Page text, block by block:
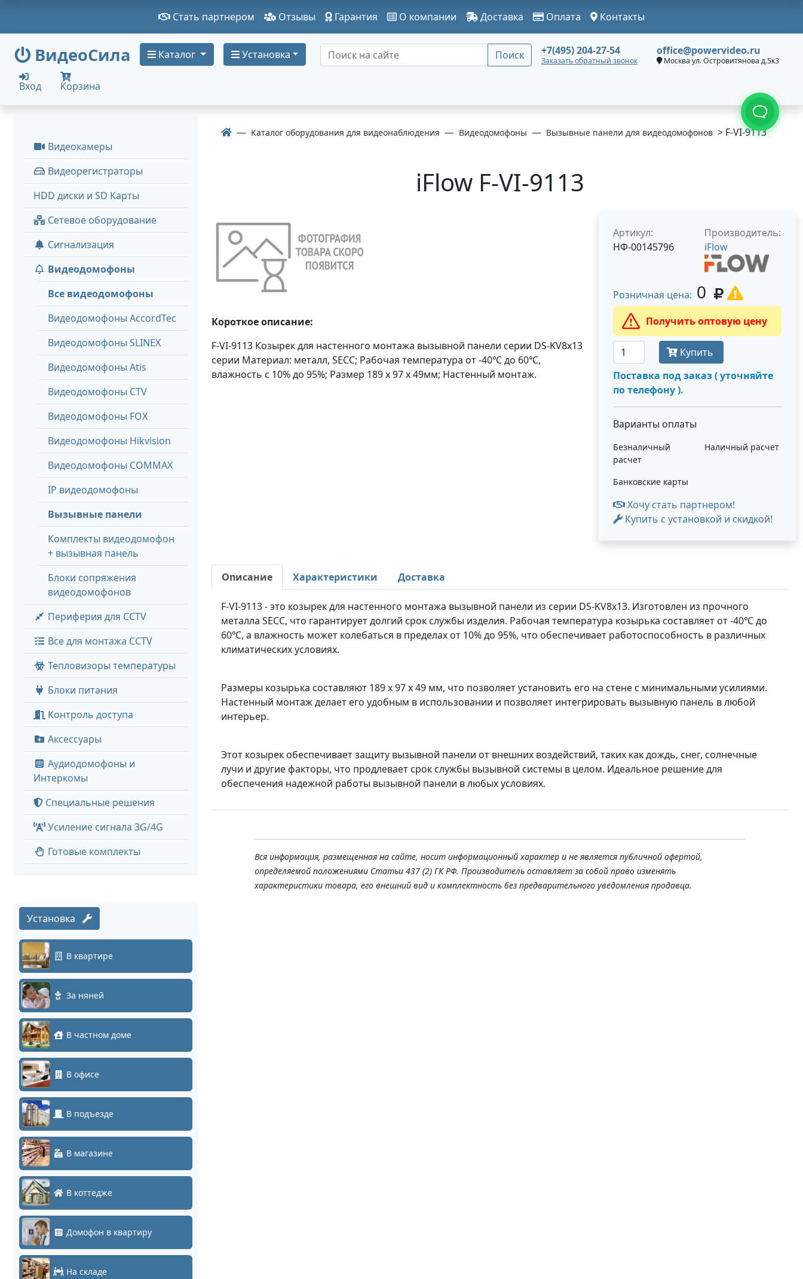
Стать партнером Отзывы Гарантия О компании Доставка Оплата Контакты
ВидеоСила Каталог Установка Поиск +7(495) 204-27-54
Заказать обратный звонок
office@powervideo.ru
Москва ул. Островитянова д.5к3
Вход Корзина
Видеокамеры
Видеорегистраторы
HDD диски и SD Карты
Сетевое оборудование
Сигнализация
Видеодомофоны
Все видеодомофоны
Видеодомофоны AccordTec
Видеодомофоны SLINEX
Видеодомофоны Atis
Видеодомофоны CTV
Видеодомофоны FOX
Видеодомофоны Hikvision
Видеодомофоны COMMAX
IP видеодомофоны
Вызывные панели
Комплекты видеодомофон
+ вызывная панель
Блоки сопряжения
видеодомофонов
Периферия для CCTV
Все для монтажа CCTV
Тепловизоры температуры
Блоки питания
Контроль доступа
Аксессуары
Аудиодомофоны и
Интеркомы
Специальные решения
Усиление сигнала 3G/4G
Готовые комплекты
Установка
В квартире
За няней
В частном доме
В офисе
В подъезде
В магазине
В коттедже
Домофон в квартиру
На складе
Каталог оборудования для видеонаблюдения Видеодомофоны Вызывные панели для видеодомофонов > F-VI-9113
iFlow F-VI-9113
Короткое описание:
F-VI-9113 Козырек для настенного монтажа вызывной панели серии DS-KV8x13
серии Материал: металл, SECC; Рабочая температура от -40℃ до 60℃,
влажность с 10% до 95%; Размер 189 x 97 x 49мм; Настенный монтаж.
Артикул:
НФ-00145796
Производитель:
iFlow
Розничная цена: 0
Получить оптовую цену
Купить
Поставка под заказ ( уточняйте
по телефону ).
Варианты оплаты
Безналичный
расчет
Наличный расчет
Банковские карты
Хочу стать партнером!
Купить с установкой и скидкой!
Описание Характеристики Доставка
F-VI-9113 - это козырек для настенного монтажа вызывной панели из серии DS-KV8x13. Изготовлен из прочного
металла SECC, что гарантирует долгий срок службы изделия. Рабочая температура козырька составляет от -40℃ до
60℃, а влажность может колебаться в пределах от 10% до 95%, что обеспечивает работоспособность в различных
климатических условиях.
Размеры козырька составляют 189 x 97 x 49 мм, что позволяет установить его на стене с минимальными усилиями.
Настенный монтаж делает его удобным в использовании и позволяет интегрировать вызывную панель в любой
интерьер.
Этот козырек обеспечивает защиту вызывной панели от внешних воздействий, таких как дождь, снег, солнечные
лучи и другие факторы, что продлевает срок службы вызывной системы в целом. Идеальное решение для
обеспечения надежной работы вызывной панели в любых условиях.
Вся информация, размещенная на сайте, носит информационный характер и не является публичной офертой,
определяемой положениями Статьи 437 (2) ГК РФ. Производитель оставляет за собой право изменять
характеристики товара, его внешний вид и комплектность без предварительного уведомления продавца.